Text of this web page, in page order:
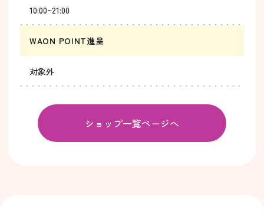
10:00~21:00
WAON POINT進呈
対象外
ショップ一覧ページへ